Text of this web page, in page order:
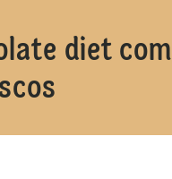
diet com